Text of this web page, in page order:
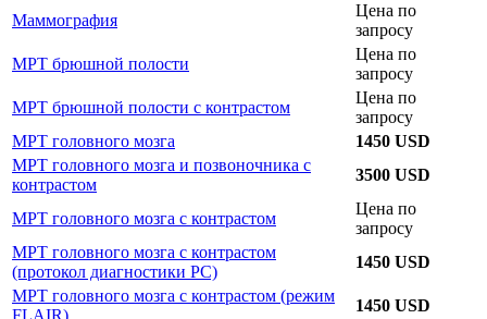
Маммография
Цена по
запросу
МРТ брюшной полости
Цена по
запросу
МРТ брюшной полости с контрастом
Цена по
запросу
МРТ головного мозга
1450 USD
МРТ головного мозга и позвоночника с
контрастом
3500 USD
МРТ головного мозга с контрастом
Цена по
запросу
МРТ головного мозга с контрастом
(протокол диагностики РС)
1450 USD
МРТ головного мозга с контрастом (режим
1450 USD